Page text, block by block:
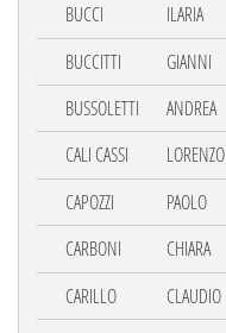
BUCCI
ILARIA
BUCCITTI
GIANNI
BUSSOLETTI
ANDREA
CALI CASSI
LORENZO
CAPOZZI
PAOLO
CARBONI
CHIARA
CARILLO
CLAUDIO